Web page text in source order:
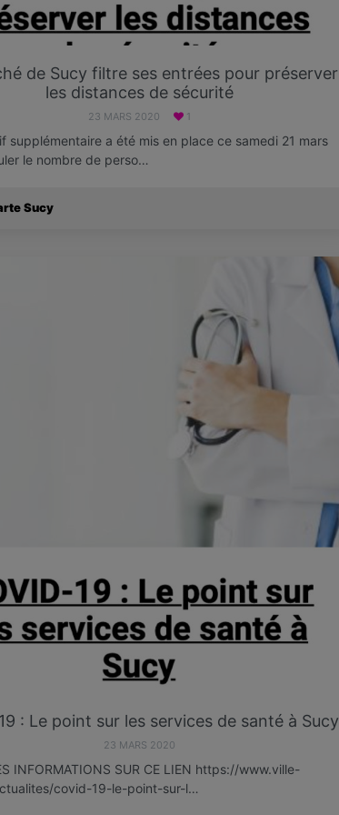
de Sucy filtre ses entrées pour préserver
les distances de sécurité
23 MARS 2020 1
supplémentaire a été mis en place ce samedi 21 mars
le nombre de perso…
Sucy
: Le point sur les services de santé à Sucy
23 MARS 2020
INFORMATIONS SUR CE LIEN https://www.ville-
covid-19-le-point-sur-l…